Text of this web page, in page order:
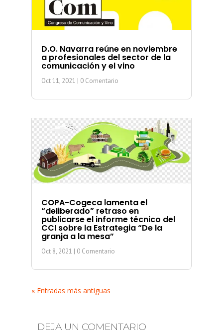
D.O. Navarra reúne en noviembre
a profesionales del sector de la
comunicación y el vino
Oct 11, 2021 | 0 Comentario
COPA-Cogeca lamenta el
“deliberado” retraso en
publicarse el informe técnico del
CCI sobre la Estrategia “De la
granja a la mesa”
Oct 8, 2021 | 0 Comentario
« Entradas más antiguas
DEJA UN COMENTARIO